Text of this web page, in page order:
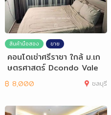
สินค้ามือสอง ขาย
คอนโดเช่าศรีราชา ใกล้ ม.เก
ษตรศาสตร์ Dcondo Vale
฿ 8,000 ชลบุรี